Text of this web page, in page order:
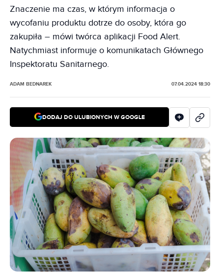
Znaczenie ma czas, w którym informacja o
wycofaniu produktu dotrze do osoby, która go
zakupiła – mówi twórca aplikacji Food Alert.
Natychmiast informuje o komunikatach Głównego
Inspektoratu Sanitarnego.
ADAM BEDNAREK 07.04.2024 18:30
DODAJ DO ULUBIONYCH W GOOGLE